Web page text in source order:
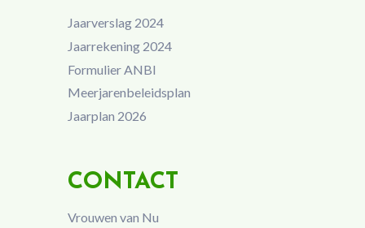
Jaarverslag 2024
Jaarrekening 2024
Formulier ANBI
Meerjarenbeleidsplan
Jaarplan 2026
CONTACT
Vrouwen van Nu